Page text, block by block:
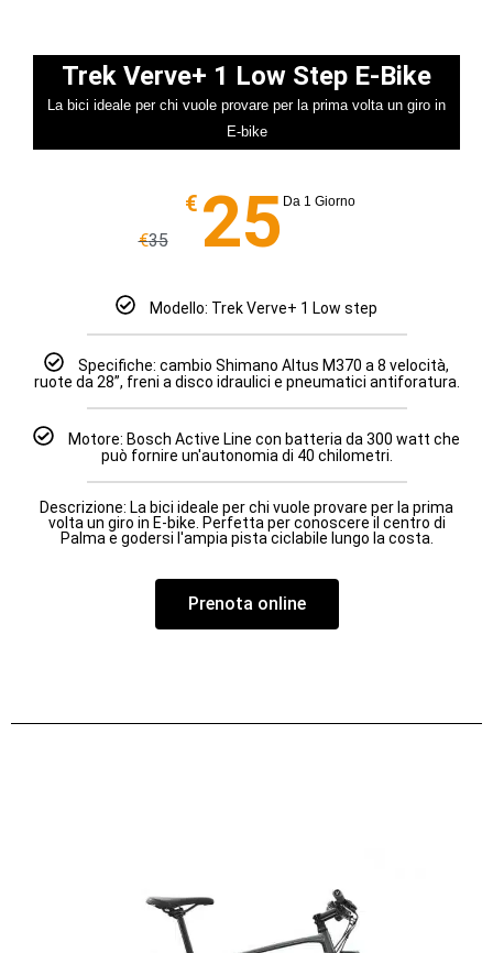
Trek Verve+ 1 Low Step E-Bike
La bici ideale per chi vuole provare per la prima volta un giro in
E-bike
€35
€ 25 Da 1 Giorno
Modello: Trek Verve+ 1 Low step
Specifiche: cambio Shimano Altus M370 a 8 velocità,
ruote da 28”, freni a disco idraulici e pneumatici antiforatura.
Motore: Bosch Active Line con batteria da 300 watt che
può fornire un'autonomia di 40 chilometri.
Descrizione: La bici ideale per chi vuole provare per la prima
volta un giro in E-bike. Perfetta per conoscere il centro di
Palma e godersi l'ampia pista ciclabile lungo la costa.
Prenota online